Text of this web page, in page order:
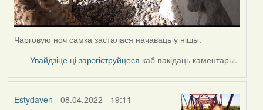
Чарговую ноч самка засталася начаваць у нішы.
Увайдзіце цізарэгіструйцеся каб пакідаць каментары.
Estydaven - 08.04.2022 - 19:11